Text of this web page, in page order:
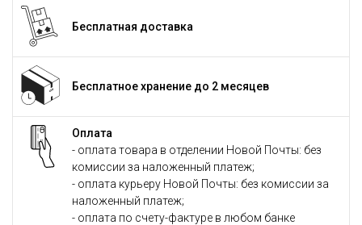
Бесплатная доставка
Бесплатное хранение до 2 месяцев
Оплата
- оплата товара в отделении Новой Почты: без
комиссии за наложенный платеж;
- оплата курьеру Новой Почты: без комиссии за
наложенный платеж;
- оплата по счету-фактуре в любом банке